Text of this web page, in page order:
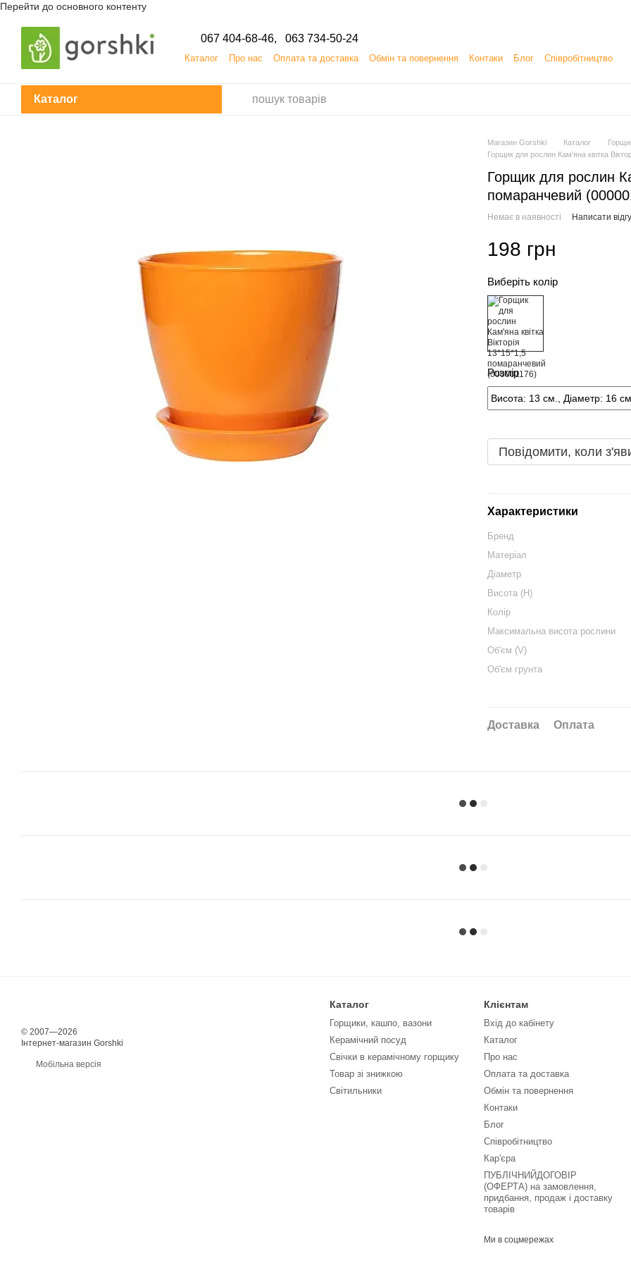
Перейти до основного контенту
067 404-68-46, 063 734-50-24
Каталог Про нас Оплата та доставка Обмін та повернення Контаки Блог
Співробітництво
Каталог
Магазин Gorshki Каталог
Горщик для рослин Кам'яна квітка
Горщик для рослин
помаранчевий
Немає в наявності Написати
198 грн
Виберіть колір
Розмір
Повідомити, коли
Характеристики
Бренд
Матеріал
Діаметр
Висота (H)
Колір
Максимальна висота рослини
Об'єм (V)
Об'єм грунта
Доставка Оплата
© 2007—2026
Інтернет-магазин Gorshki
Мобільна версія
Каталог
Горщики, кашпо, вазони
Керамічний посуд
Свічки в керамічному горщику
Товар зі знижкою
Світильники
Клієнтам
Вхід до кабінету
Каталог
Про нас
Оплата та доставка
Обмін та повернення
Контаки
Блог
Співробітництво
Кар'єра
ПУБЛІЧНИЙДОГОВІР
(ОФЕРТА) на замовлення,
придбання, продаж і доставку
товарів
Ми в соцмережах